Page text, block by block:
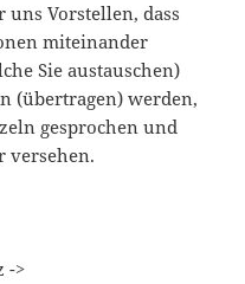
uns Vorstellen, dass
miteinander
Sie austauschen)
(übertragen) werden,
gesprochen und
versehen.
->